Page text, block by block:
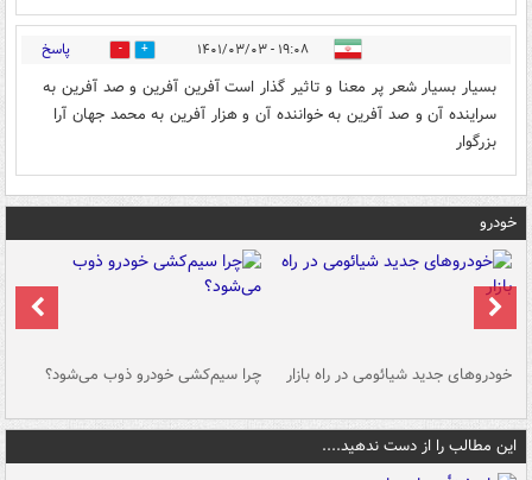
۱۹:۰۸ - ۱۴۰۱/۰۳/۰۳ 0 پاسخ
بسیار بسیار شعر پر معنا و تاثیر گذار است آفرین آفرین و صد آفرین به
سراینده آن و صد آفرین به خواننده آن و هزار آفرین به محمد جهان آرا
بزرگوار
خودرو
خودروهای جدید شیائومی در راه بازار چرا سیم‌کشی خودرو ذوب می‌شود؟
این مطالب را از دست ندهید....